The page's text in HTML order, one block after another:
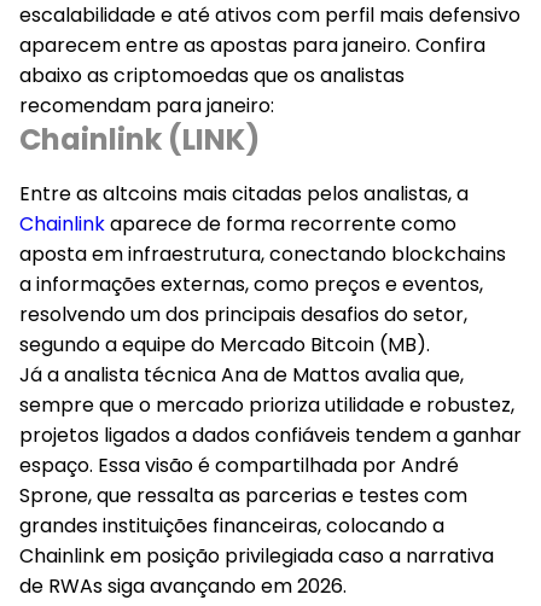
escalabilidade e até ativos com perfil mais defensivo
aparecem entre as apostas para janeiro. Confira
abaixo as criptomoedas que os analistas
recomendam para janeiro:
Chainlink (LINK)
Entre as altcoins mais citadas pelos analistas, a
Chainlinkaparece de forma recorrente como
aposta em infraestrutura, conectando blockchains
a informações externas, como preços e eventos,
resolvendo um dos principais desafios do setor,
segundo a equipe do Mercado Bitcoin (MB).
Já a analista técnica Ana de Mattos avalia que,
sempre que o mercado prioriza utilidade e robustez,
projetos ligados a dados confiáveis tendem a ganhar
espaço. Essa visão é compartilhada por André
Sprone, que ressalta as parcerias e testes com
grandes instituições financeiras, colocando a
Chainlink em posição privilegiada caso a narrativa
de RWAs siga avançando em 2026.